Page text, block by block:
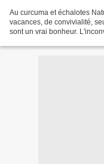
Au curcuma et échalotes
vacances, de convivialité,
sont un vrai bonheur.